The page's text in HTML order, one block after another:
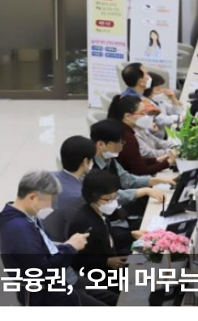
금융권, ‘오래 머무